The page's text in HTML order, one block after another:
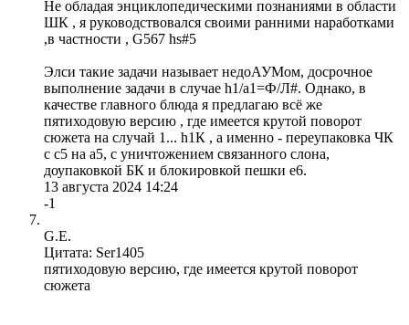
Не обладая энциклопедическими познаниями в области
ШК , я руководствовался своими ранними наработками
,в частности , G567 hs#5
Элси такие задачи называет недоАУМом, досрочное
выполнение задачи в случае h1/a1=Ф/Л#. Однако, в
качестве главного блюда я предлагаю всё же
пятиходовую версию , где имеется крутой поворот
сюжета на случай 1... h1К , а именно - переупаковка ЧК
с с5 на а5, с уничтожением связанного слона,
доупаковкой БК и блокировкой пешки е6.
13 августа 2024 14:24
-1
G.E.
Цитата: Ser1405
пятиходовую версию, где имеется крутой поворот
сюжета